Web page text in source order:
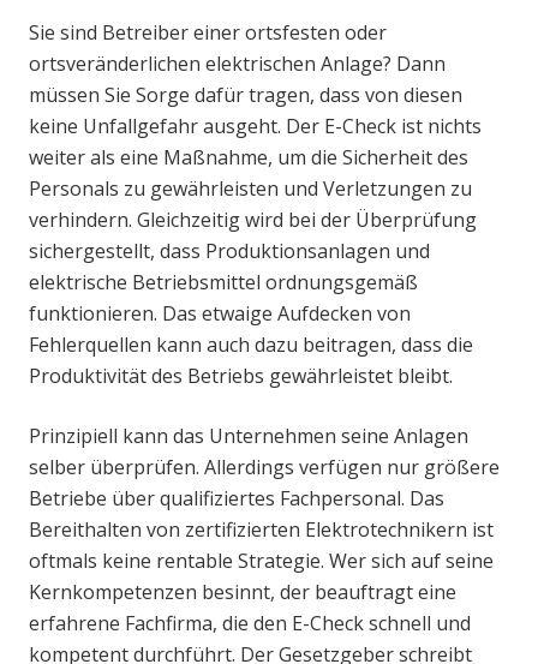
Sie sind Betreiber einer ortsfesten oder
ortsveränderlichen elektrischen Anlage? Dann
müssen Sie Sorge dafür tragen, dass von diesen
keine Unfallgefahr ausgeht. Der E-Check ist nichts
weiter als eine Maßnahme, um die Sicherheit des
Personals zu gewährleisten und Verletzungen zu
verhindern. Gleichzeitig wird bei der Überprüfung
sichergestellt, dass Produktionsanlagen und
elektrische Betriebsmittel ordnungsgemäß
funktionieren. Das etwaige Aufdecken von
Fehlerquellen kann auch dazu beitragen, dass die
Produktivität des Betriebs gewährleistet bleibt.
Prinzipiell kann das Unternehmen seine Anlagen
selber überprüfen. Allerdings verfügen nur größere
Betriebe über qualifiziertes Fachpersonal. Das
Bereithalten von zertifizierten Elektrotechnikern ist
oftmals keine rentable Strategie. Wer sich auf seine
Kernkompetenzen besinnt, der beauftragt eine
erfahrene Fachfirma, die den E-Check schnell und
kompetent durchführt. Der Gesetzgeber schreibt